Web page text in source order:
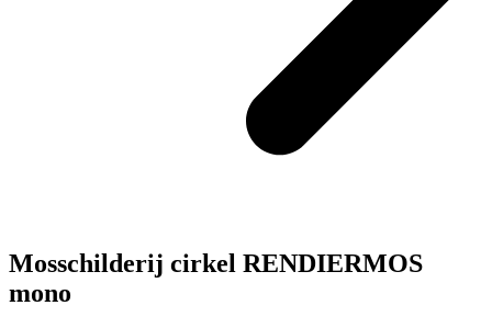
Mosschilderij cirkel RENDIERMOS
mono